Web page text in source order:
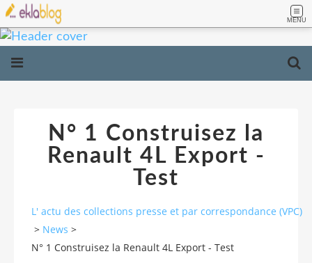
MENU
N° 1 Construisez la
Renault 4L Export -
Test
L' actu des collections presse et par correspondance (VPC)
> News >
N° 1 Construisez la Renault 4L Export - Test